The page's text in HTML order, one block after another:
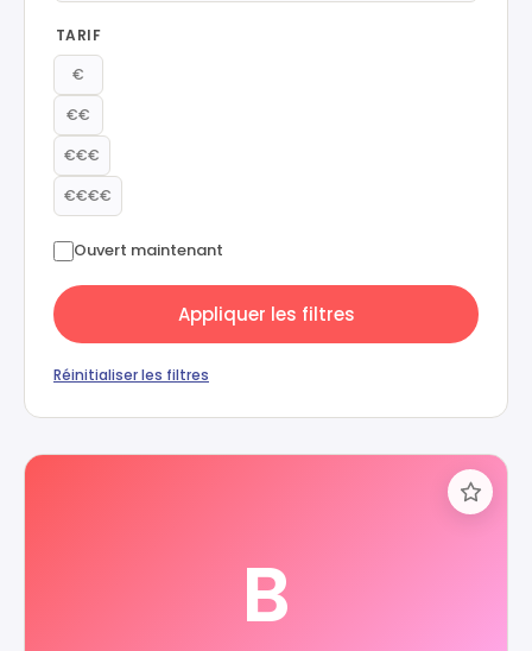
TARIF
€
€€
€€€
€€€€
Ouvert maintenant
Appliquer les filtres
Réinitialiser les filtres
B